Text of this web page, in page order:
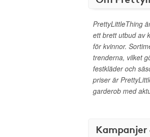
PrettyLittleThing
ett brett utbud av
för kvinnor.
trenderna, vilket
festkläder och
priser är
garderob med